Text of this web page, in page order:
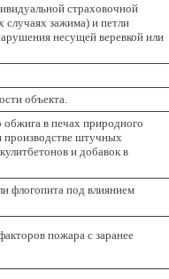
страховочной
зажима) и петли
несущей веревкой или
объекта.
в печах природного
производстве штучных
и добавок в
флогопита под влиянием
пожара с заранее